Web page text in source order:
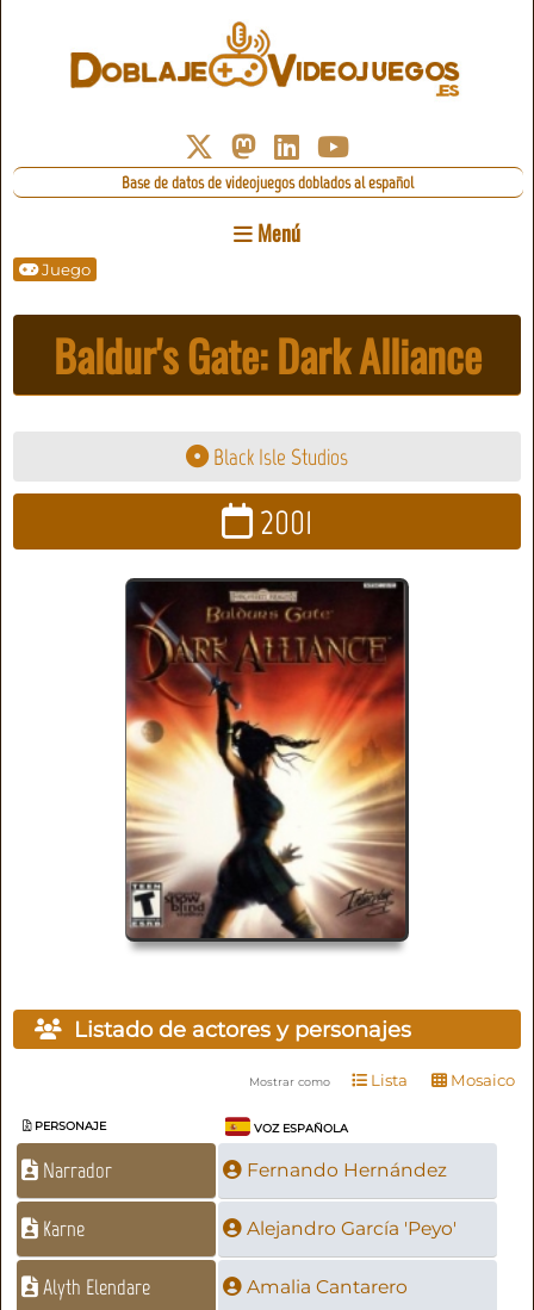
Base de datos de videojuegos doblados al español
Menú
Juego
Baldur's Gate: Dark Alliance
Black Isle Studios
2001
Listado de actores y personajes
Mostrar como Lista Mosaico
PERSONAJE VOZ ESPAÑOLA
Narrador Fernando Hernández
Karne Alejandro García 'Peyo'
Alyth Elendare Amalia Cantarero